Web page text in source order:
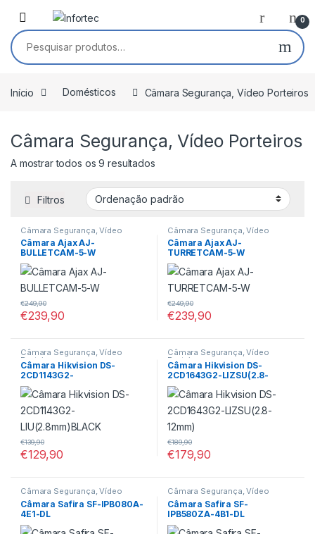
Saltar para navegação
Pular para o conteúdo
0
Pesquisar por:
Início Domésticos Câmara Segurança, Vídeo Porteiros
Câmara Segurança, Vídeo Porteiros
A mostrar todos os 9 resultados
Filtros
Câmara Segurança, Vídeo
Porteiros
Câmara Ajax AJ-
BULLETCAM-5-W
€239,90
€249,90
Câmara Segurança, Vídeo
Porteiros
Câmara Ajax AJ-
TURRETCAM-5-W
€239,90
€249,90
Câmara Segurança, Vídeo
Porteiros
Câmara Hikvision DS-
2CD1143G2-
LIU(2.8mm)BLACK
€129,90
€139,90
Câmara Segurança, Vídeo
Porteiros
Câmara Hikvision DS-
2CD1643G2-LIZSU(2.8-
12mm)
€179,90
€189,90
Câmara Segurança, Vídeo
Porteiros
Câmara Safira SF-IPB080A-
4E1-DL
Câmara Segurança, Vídeo
Porteiros
Câmara Safira SF-
IPB580ZA-4B1-DL